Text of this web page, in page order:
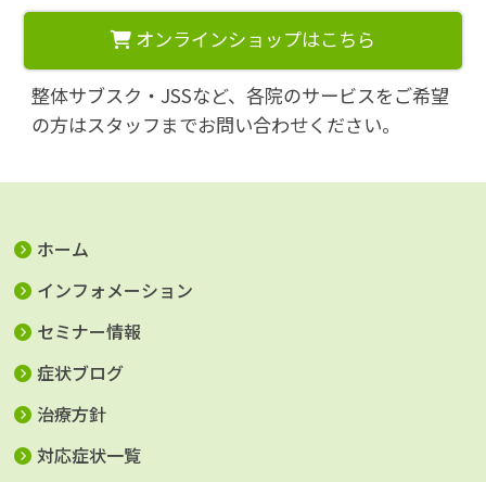
オンラインショップはこちら
整体サブスク・JSSなど、各院のサービスをご希望
の方はスタッフまでお問い合わせください。
ホーム
インフォメーション
セミナー情報
症状ブログ
治療方針
対応症状一覧